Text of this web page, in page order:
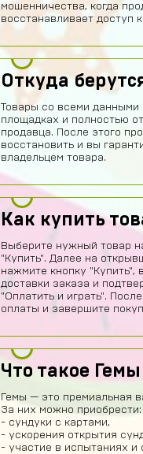
мошенничества, когда
восстанавливает доступ
Откуда
Товары со всеми данными
площадках и полностью
продавца. После этого
восстановить и вы
владельцем товара.
Как купить
Выберите нужный товар
"Купить". Далее на
нажмите кнопку "Купить",
доставки заказа и
"Оплатить и играть".
оплаты и завершите
Что такое
Гемы — это премиальная
За них можно приобрести:
- сундуки с картами,
- ускорения открытия
- участие в испытаниях и